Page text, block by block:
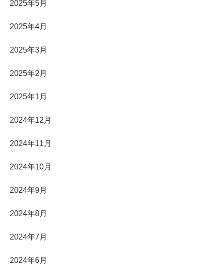
2025年5月
2025年4月
2025年3月
2025年2月
2025年1月
2024年12月
2024年11月
2024年10月
2024年9月
2024年8月
2024年7月
2024年6月